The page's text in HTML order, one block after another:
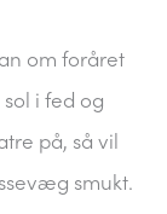
om foråret
i fed og
på, så vil
smukt.